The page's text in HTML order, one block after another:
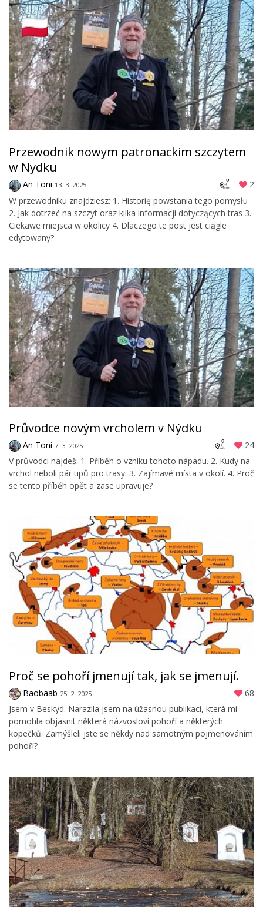
Przewodnik nowym patronackim szczytem
w Nydku
An Toni 13. 3. 2025
2
W przewodniku znajdziesz: 1. Historię powstania tego pomysłu
2. Jak dotrzeć na szczyt oraz kilka informacji dotyczących tras 3.
Ciekawe miejsca w okolicy 4. Dlaczego te post jest ciągle
edytowany?
Průvodce novým vrcholem v Nýdku
An Toni 7. 3. 2025
24
V průvodci najdeš: 1. Příběh o vzniku tohoto nápadu. 2. Kudy na
vrchol neboli pár tipů pro trasy. 3. Zajímavé místa v okolí. 4. Proč
se tento příběh opět a zase upravuje?
Proč se pohoří jmenují tak, jak se jmenují.
Baobaab 25. 2. 2025
68
Jsem v Beskyd. Narazila jsem na úžasnou publikaci, která mi
pomohla objasnit některá názvosloví pohoří a některých
kopečků. Zamýšleli jste se někdy nad samotným pojmenováním
pohoří?